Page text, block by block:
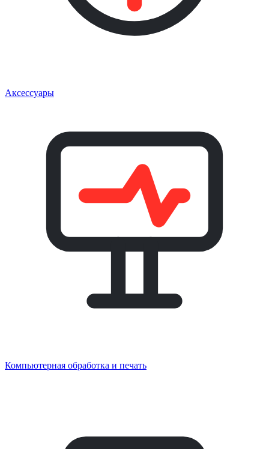
Аксессуары
Компьютерная обработка и печать